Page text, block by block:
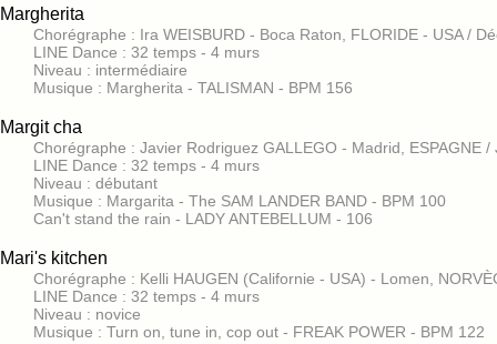
Margherita
Chorégraphe : Ira WEISBURD - Boca Raton, FLORIDE - USA /
LINE Dance : 32 temps - 4 murs
Niveau : intermédiaire
Musique : Margherita - TALISMAN - BPM 156
Margit cha
Chorégraphe : Javier Rodriguez GALLEGO - Madrid, ESPAGNE /
LINE Dance : 32 temps - 4 murs
Niveau : débutant
Musique : Margarita - The SAM LANDER BAND - BPM 100
Can't stand the rain - LADY ANTEBELLUM - 106
Mari's kitchen
Chorégraphe : Kelli HAUGEN (Californie - USA) - Lomen,
LINE Dance : 32 temps - 4 murs
Niveau : novice
Musique : Turn on, tune in, cop out - FREAK POWER - BPM 122